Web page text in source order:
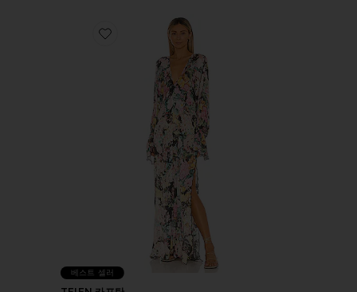
Favorite TEIEN 카프탄
베스트 셀러